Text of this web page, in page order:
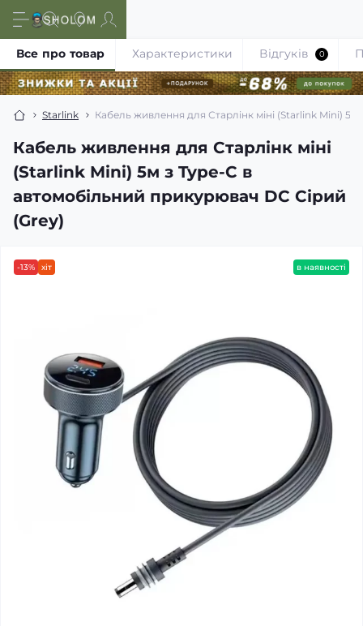
Starlink Кабель живлення для Старлінк міні (Starlink Mini)
Кабель живлення для Старлінк міні
(Starlink Mini) 5м з Type-C в
автомобільний прикурювач DC Сірий
(Grey)
Все про товар Характеристики Відгуків 0
-13% хіт в наявності